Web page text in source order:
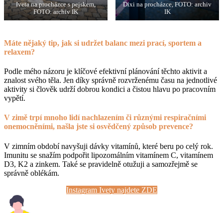
Iveta na procházce s pejskem,
FOTO: archiv IK
Dixi na procházce, FOTO: archiv
IK
Máte nějaký tip, jak si udržet balanc mezi prací, sportem a
relaxem?
Podle mého názoru je klíčové efektivní plánování těchto aktivit a
znalost svého těla. Jen díky správně rozvrženému času na jednotlivé
aktivity si člověk udrží dobrou kondici a čistou hlavu po pracovním
vypětí.
V zimě trpí mnoho lidí nachlazením či různými respiračními
onemocněními, našla jste si osvědčený způsob prevence?
V zimním období navyšuji dávky vitamínů, které beru po celý rok.
Imunitu se snažím podpořit lipozomálním vitamínem C, vitamínem
D3, K2 a zinkem. Také se pravidelně otužuji a samozřejmě se
správně oblékám.
Instagram Ivety najdete ZDE